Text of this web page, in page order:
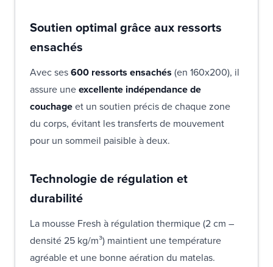
Soutien optimal grâce aux ressorts
ensachés
Avec ses600 ressorts ensachés (en 160x200), il
assure uneexcellente indépendance de
couchageet un soutien précis de chaque zone
du corps, évitant les transferts de mouvement
pour un sommeil paisible à deux.
Technologie de régulation et
durabilité
La mousse Fresh à régulation thermique (2 cm –
densité 25 kg/m³) maintient une température
agréable et une bonne aération du matelas.